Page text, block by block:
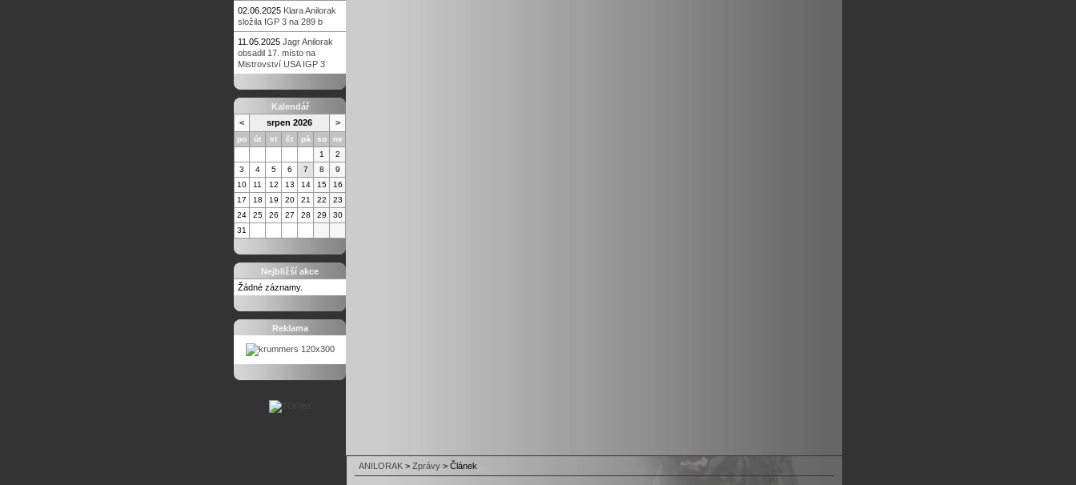
02.06.2025 Klara Anilorak
složila IGP 3 na 289 b
11.05.2025 Jagr Anilorak
obsadil 17. místo na
Mistrovství USA IGP 3
Kalendář
<
srpen 2026 >
po út st čt pá so
ne
1
2
3
4 5 6 7 8
9
10
11 12 13 14 15
16
17
18 19 20 21 22
23
24
25 26 27 28 29
30
31
Nejbližší akce
Žádné záznamy.
Reklama
ANILORAK > Zprávy > Článek